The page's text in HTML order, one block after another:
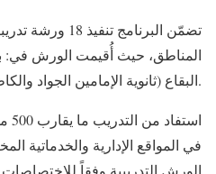
تضمّن البرنامج
المناطق، حيث أُقيمت الورش في:
البقاع (ثانوية الإمامين الجواد والكاظم)، الجنوب (ثانوية الرحمة).
في المواقع الإدارية والخدماتية
الورش التدريبية وفقاً